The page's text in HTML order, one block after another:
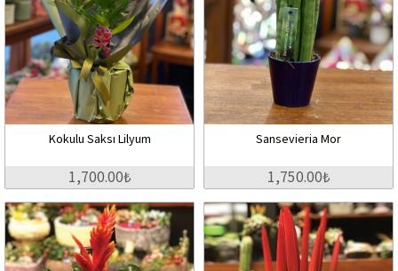
Kokulu Saksı Lilyum
1,700.00₺
Sansevieria Mor
1,750.00₺